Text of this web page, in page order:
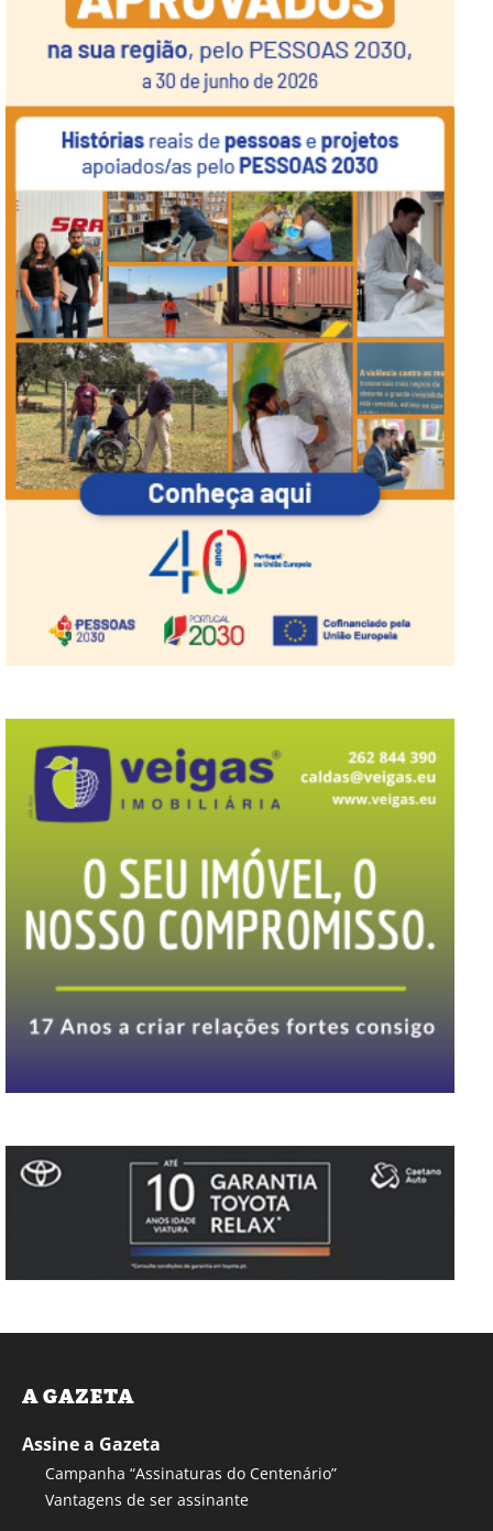
A GAZETA
Assine a Gazeta
Campanha “Assinaturas do Centenário”
Vantagens de ser assinante